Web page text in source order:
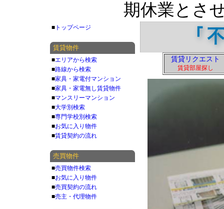
期休業とさ
賃貸リクエスト
賃貸部屋探し
■ トップページ
賃貸物件
■エリアから検索
■路線から検索
■家具・家電付マンション
■家具・家電無し賃貸物件
■マンスリーマンション
■大学別検索
■専門学校別検索
■お気に入り物件
■賃貸契約の流れ
売買物件
■売買物件検索
■お気に入り物件
■売買契約の流れ
■売主・代理物件